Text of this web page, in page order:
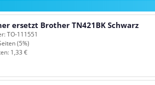
ersetzt Brother TN421BK Schwarz
TO-111551
(5%)
1,33 €